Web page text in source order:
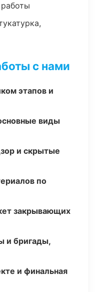
с нами
этапов и
виды
и скрытые
по
закрывающих
и бригады,
и финальная